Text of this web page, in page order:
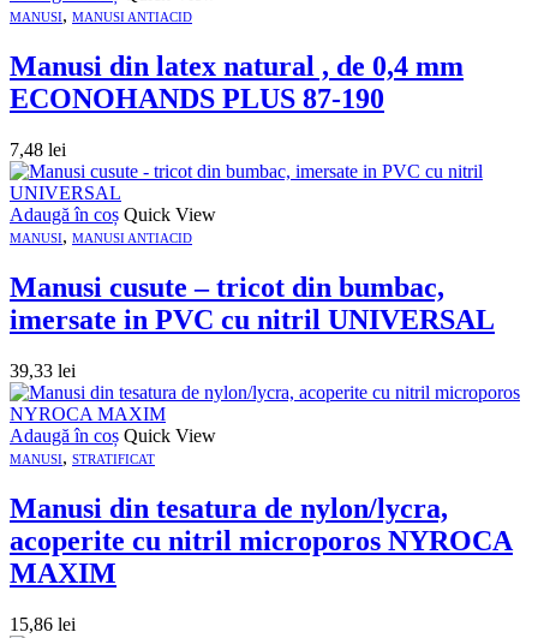
MANUSI, MANUSI ANTIACID
Manusi din latex natural , de 0,4 mm
ECONOHANDS PLUS 87-190
7,48 lei
Adaugă în coș Quick View
MANUSI, MANUSI ANTIACID
Manusi cusute – tricot din bumbac,
imersate in PVC cu nitril UNIVERSAL
39,33 lei
Adaugă în coș Quick View
MANUSI, STRATIFICAT
Manusi din tesatura de nylon/lycra,
acoperite cu nitril microporos NYROCA
MAXIM
15,86 lei